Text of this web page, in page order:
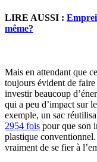
LIRE AUSSI :
même?
Mais en attendant que
toujours évident de
investir beaucoup
qui a peu d’impact sur
exemple, un sac
2954 fois pour que son
plastique
vraiment de se fier à